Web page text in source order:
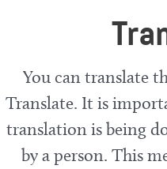
You can translate
Translate. It is
translation is being
by a person. This